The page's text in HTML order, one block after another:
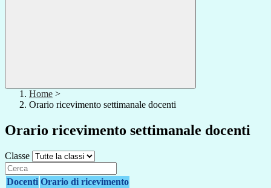
Home >
Orario ricevimento settimanale docenti
Orario ricevimento settimanale docenti
Classe
Docenti Orario di ricevimento